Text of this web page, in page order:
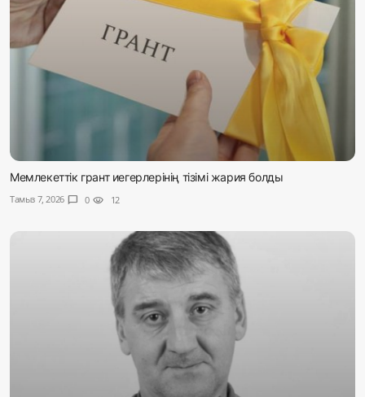
Мемлекеттік грант иегерлерінің тізімі жария болды
Тамыз 7, 2026 chat_bubble 0 visibility 12